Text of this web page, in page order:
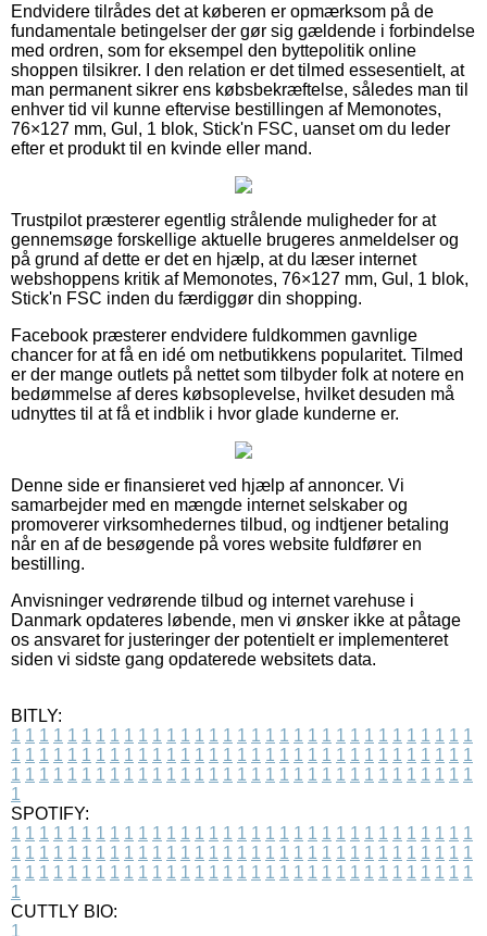
Endvidere tilrådes det at køberen er opmærksom på de
fundamentale betingelser der gør sig gældende i forbindelse
med ordren, som for eksempel den byttepolitik online
shoppen tilsikrer. I den relation er det tilmed essesentielt, at
man permanent sikrer ens købsbekræftelse, således man til
enhver tid vil kunne eftervise bestillingen af Memonotes,
76×127 mm, Gul, 1 blok, Stick'n FSC, uanset om du leder
efter et produkt til en kvinde eller mand.
Trustpilot præsterer egentlig strålende muligheder for at
gennemsøge forskellige aktuelle brugeres anmeldelser og
på grund af dette er det en hjælp, at du læser internet
webshoppens kritik af Memonotes, 76×127 mm, Gul, 1 blok,
Stick'n FSC inden du færdiggør din shopping.
Facebook præsterer endvidere fuldkommen gavnlige
chancer for at få en idé om netbutikkens popularitet. Tilmed
er der mange outlets på nettet som tilbyder folk at notere en
bedømmelse af deres købsoplevelse, hvilket desuden må
udnyttes til at få et indblik i hvor glade kunderne er.
Denne side er finansieret ved hjælp af annoncer. Vi
samarbejder med en mængde internet selskaber og
promoverer virksomhedernes tilbud, og indtjener betaling
når en af de besøgende på vores website fuldfører en
bestilling.
Anvisninger vedrørende tilbud og internet varehuse i
Danmark opdateres løbende, men vi ønsker ikke at påtage
os ansvaret for justeringer der potentielt er implementeret
siden vi sidste gang opdaterede websitets data.
BITLY:
1 1 1 1 1 1 1 1 1 1 1 1 1 1 1 1 1 1 1 1 1 1 1 1 1 1 1 1 1 1 1 1 1
1 1 1 1 1 1 1 1 1 1 1 1 1 1 1 1 1 1 1 1 1 1 1 1 1 1 1 1 1 1 1 1 1
1 1 1 1 1 1 1 1 1 1 1 1 1 1 1 1 1 1 1 1 1 1 1 1 1 1 1 1 1 1 1 1 1
1
SPOTIFY:
1 1 1 1 1 1 1 1 1 1 1 1 1 1 1 1 1 1 1 1 1 1 1 1 1 1 1 1 1 1 1 1 1
1 1 1 1 1 1 1 1 1 1 1 1 1 1 1 1 1 1 1 1 1 1 1 1 1 1 1 1 1 1 1 1 1
1 1 1 1 1 1 1 1 1 1 1 1 1 1 1 1 1 1 1 1 1 1 1 1 1 1 1 1 1 1 1 1 1
1
CUTTLY BIO:
1